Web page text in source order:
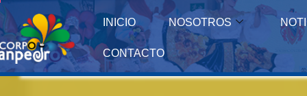
INICIO NOSOTROS
CONTACTO